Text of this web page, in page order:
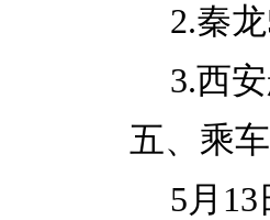
2.秦
3.西
五、乘
5月